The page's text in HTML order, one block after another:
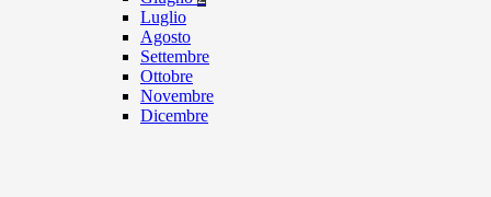
Luglio
Agosto
Settembre
Ottobre
Novembre
Dicembre